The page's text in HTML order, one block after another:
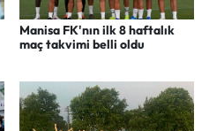
Manisa FK'nın ilk 8 haftalık
maç takvimi belli oldu